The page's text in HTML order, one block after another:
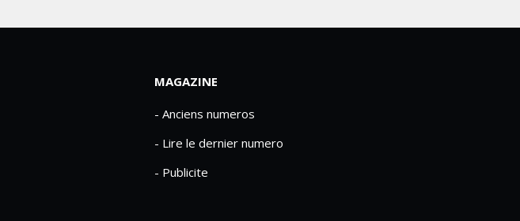
MAGAZINE
- Anciens numeros
- Lire le dernier numero
- Publicite